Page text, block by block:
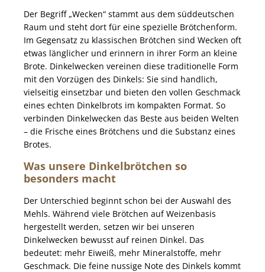
Der Begriff „Wecken“ stammt aus dem süddeutschen
Raum und steht dort für eine spezielle Brötchenform.
Im Gegensatz zu klassischen Brötchen sind Wecken oft
etwas länglicher und erinnern in ihrer Form an kleine
Brote. Dinkelwecken vereinen diese traditionelle Form
mit den Vorzügen des Dinkels: Sie sind handlich,
vielseitig einsetzbar und bieten den vollen Geschmack
eines echten Dinkelbrots im kompakten Format. So
verbinden Dinkelwecken das Beste aus beiden Welten
– die Frische eines Brötchens und die Substanz eines
Brotes.
Was unsere Dinkelbrötchen so
besonders macht
Der Unterschied beginnt schon bei der Auswahl des
Mehls. Während viele Brötchen auf Weizenbasis
hergestellt werden, setzen wir bei unseren
Dinkelwecken bewusst auf reinen Dinkel. Das
bedeutet: mehr Eiweiß, mehr Mineralstoffe, mehr
Geschmack. Die feine nussige Note des Dinkels kommt